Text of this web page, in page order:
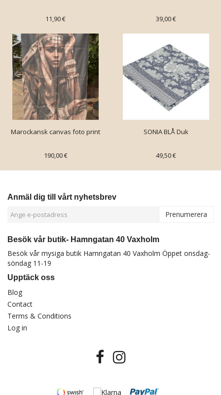
11,90 € 39,00 €
Marockansk canvas foto print
190,00 €
SONIA BLÅ Duk
49,50 €
Anmäl dig till vårt nyhetsbrev
Prenumerera
Besök vår butik- Hamngatan 40 Vaxholm
Besök vår mysiga butik Hamngatan 40 Vaxholm Öppet onsdag-
söndag 11-19
Upptäck oss
Blog
Contact
Terms & Conditions
Log in